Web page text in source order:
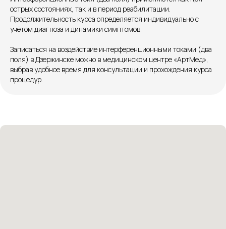
острых состояниях, так и в период реабилитации.
Продолжительность курса определяется индивидуально с
учётом диагноза и динамики симптомов.
Записаться на воздействие интерференционными токами (два
поля) в Дзержинске можно в медицинском центре «АртМед»,
выбрав удобное время для консультации и прохождения курса
процедур.
Вс. — с 08:00 до 15:00
Положение об обработке персональных данных
Розыгрыши и актуальные новости
в нашей официальной группе Вконтакте
Подписывайся